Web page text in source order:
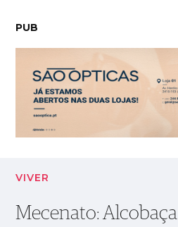
PUB
Mecenato: Alcobaça ganha museu
faiança
VIVER
Mecenato: